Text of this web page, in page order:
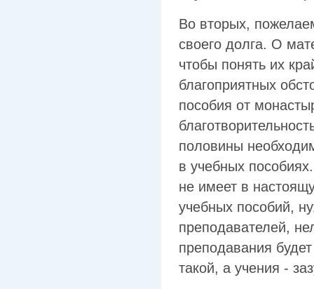
Во вторых,
своего долга. О
чтобы понять их
благоприятных
пособия от
половины
в учебных
не имеет в
учебных пособий,
преподавателей,
преподавания
такой, а учения -